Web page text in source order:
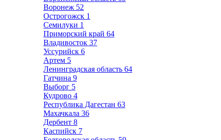
Воронеж 52
Острогожск 1
Семилуки 1
Приморский край 64
Владивосток 37
Уссурийск 6
Артем 5
Ленинградская область 64
Гатчина 9
Выборг 5
Кудрово 4
Республика Дагестан 63
Махачкала 36
Дербент 8
Каспийск 7